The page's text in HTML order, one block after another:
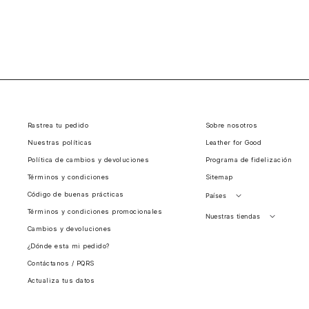
Rastrea tu pedido
Nuestras políticas
Política de cambios y devoluciones
Términos y condiciones
Código de buenas prácticas
Términos y condiciones promocionales
Cambios y devoluciones
¿Dónde esta mi pedido?
Contáctanos / PQRS
Actualiza tus datos
Sobre nosotros
Leather for Good
Programa de fidelización
Sitemap
Países
Perú
Nuestras tiendas